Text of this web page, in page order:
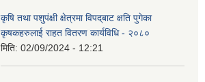
कृषि तथा पशुपंक्षी क्षेत्रमा विपद्‌बाट क्षति पुगेका
कृषकहरुलाई राहत वितरण कार्यविधि - २०८०
मिति: 02/09/2024 - 12:21